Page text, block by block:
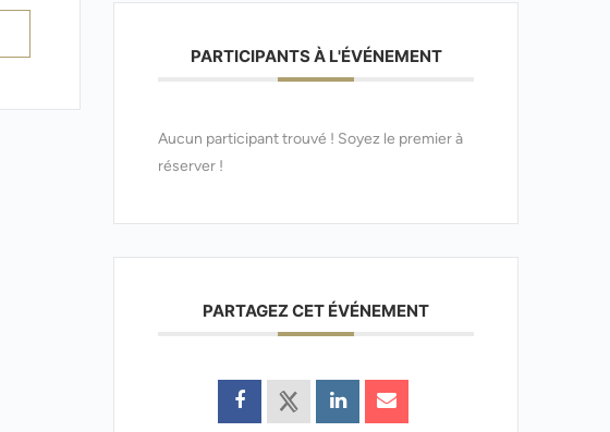
PARTICIPANTS À L'ÉVÉNEMENT
Aucun participant trouvé ! Soyez le premier à
réserver !
PARTAGEZ CET ÉVÉNEMENT